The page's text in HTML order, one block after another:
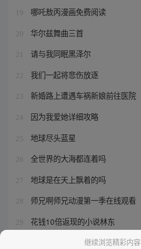
19 哪吒敖丙漫画免费阅读
20 华尔兹舞曲三首
21 请与我同眠黑泽尔
22 我们一起将悲伤放逐
23 新婚路上遭遇车祸新娘前往医院
24 因为我爱她详细攻略
25 地球尽头蓝星
26 全世界的大海都连着吗
27 地球是在天上飘着的吗
28 师兄啊师兄动漫第一季在线观看
29 花钱10倍返现的小说林东
东华擎苍星甲魂将传最新章节
继续浏览精彩内容